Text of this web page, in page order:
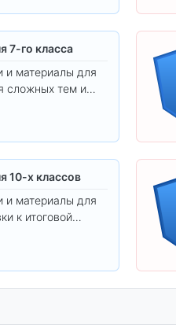
7-го класса
и материалы для
сложных тем и
10-х классов
и материалы для
к итоговой